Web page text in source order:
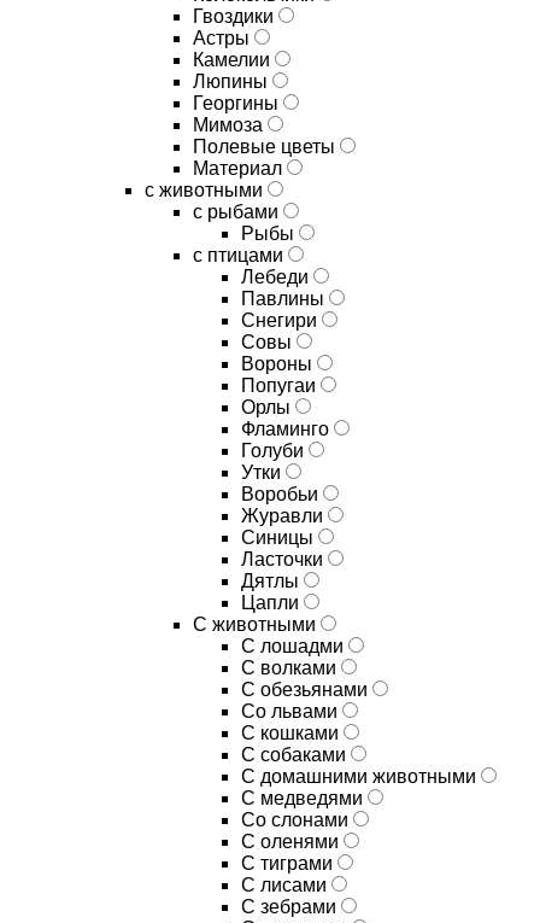
Гвоздики
Астры
Камелии
Люпины
Георгины
Мимоза
Полевые цветы
Материал
с животными
с рыбами
Рыбы
с птицами
Лебеди
Павлины
Снегири
Совы
Вороны
Попугаи
Орлы
Фламинго
Голуби
Утки
Воробьи
Журавли
Синицы
Ласточки
Дятлы
Цапли
С животными
С лошадми
С волками
С обезьянами
Со львами
С кошками
С собаками
С домашними животными
С медведями
Со слонами
С оленями
С тиграми
С лисами
С зебрами